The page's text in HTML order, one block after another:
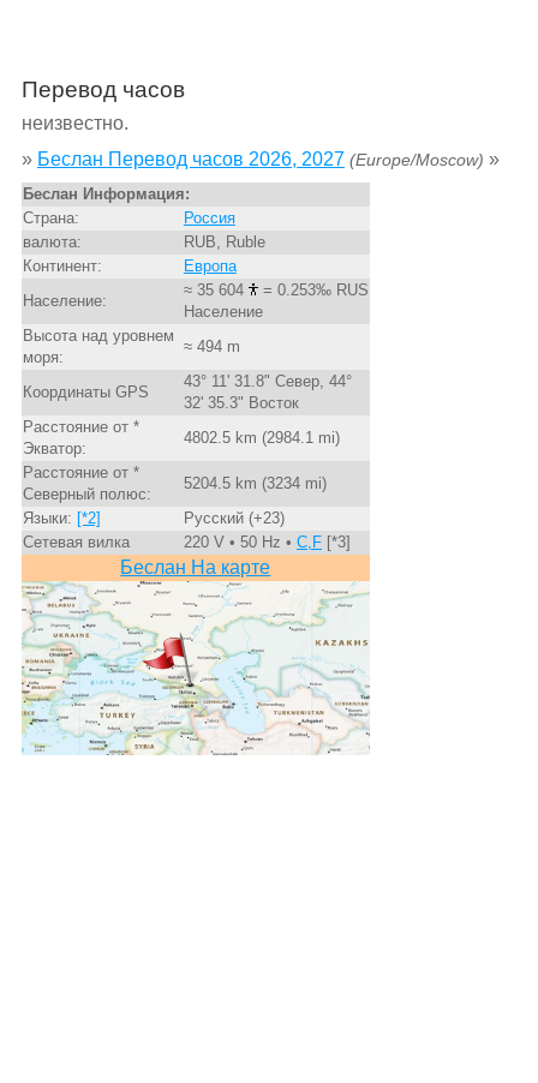
Перевод часов
неизвестно.
» Беслан Перевод часов 2026, 2027 (Europe/Moscow) »
Беслан Информация:
Страна:
Россия
валюта:
RUB, Ruble
Континент:
Европа
Население:
≈ 35 604
= 0.253‰ RUS
Население
Высота над уровнем
моря:
≈ 494 m
Координаты GPS
43° 11' 31.8" Север, 44°
32' 35.3" Восток
Расстояние от *
Экватор:
4802.5 km (2984.1 mi)
Расстояние от *
Северный полюс:
5204.5 km (3234 mi)
Языки: [*2]
Русский (+23)
Сетевая вилка
220 V • 50 Hz • C,F[*3]
Беслан На карте